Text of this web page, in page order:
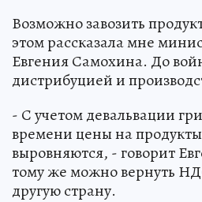
Возможно завозить
этом рассказала мне
Евгения Самохина. До
дистрибуцией и
- С учетом девальвации
времени цены на
выровняются, - говорит
тому же можно вернуть
другую страну.